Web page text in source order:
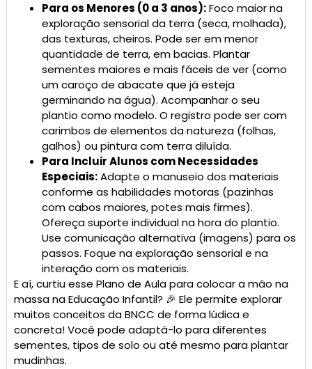
Para os Menores (0 a 3 anos):Foco maior na
exploração sensorial da terra (seca, molhada),
das texturas, cheiros. Pode ser em menor
quantidade de terra, em bacias. Plantar
sementes maiores e mais fáceis de ver (como
um caroço de abacate que já esteja
germinando na água). Acompanhar o seu
plantio como modelo. O registro pode ser com
carimbos de elementos da natureza (folhas,
galhos) ou pintura com terra diluída.
Para Incluir Alunos com Necessidades
Especiais:Adapte o manuseio dos materiais
conforme as habilidades motoras (pazinhas
com cabos maiores, potes mais firmes).
Ofereça suporte individual na hora do plantio.
Use comunicação alternativa (imagens) para os
passos. Foque na exploração sensorial e na
interação com os materiais.
E aí, curtiu esse Plano de Aula para colocar a mão na
massa na Educação Infantil? 🎉 Ele permite explorar
muitos conceitos da BNCC de forma lúdica e
concreta! Você pode adaptá-lo para diferentes
sementes, tipos de solo ou até mesmo para plantar
mudinhas.